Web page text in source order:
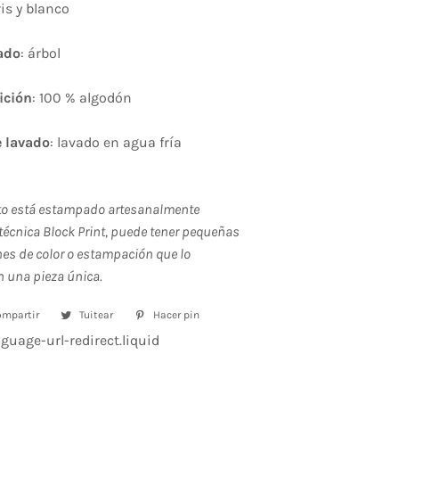
y blanco
: árbol
: 100 % algodón
lavado: lavado en agua fría
está estampado artesanalmente
Block Print, puede tener pequeñas
de color o estampación que lo
una pieza única.
CompartirTuitear
Tuitear
en
Hacer pin
url-redirect.liquid